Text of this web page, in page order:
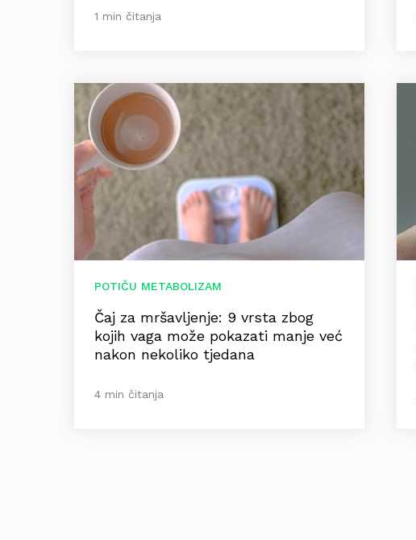
1 min čitanja
POTIČU METABOLIZAM
Čaj za mršavljenje: 9 vrsta zbog
kojih vaga može pokazati manje već
nakon nekoliko tjedana
4 min čitanja